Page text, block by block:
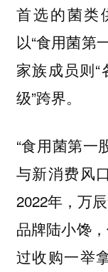
首选的菌类
以“食用菌第
家族成员则“
级”跨界。
“食用菌第一
与新消费风
2022年，万
品牌陆小馋
过收购一举